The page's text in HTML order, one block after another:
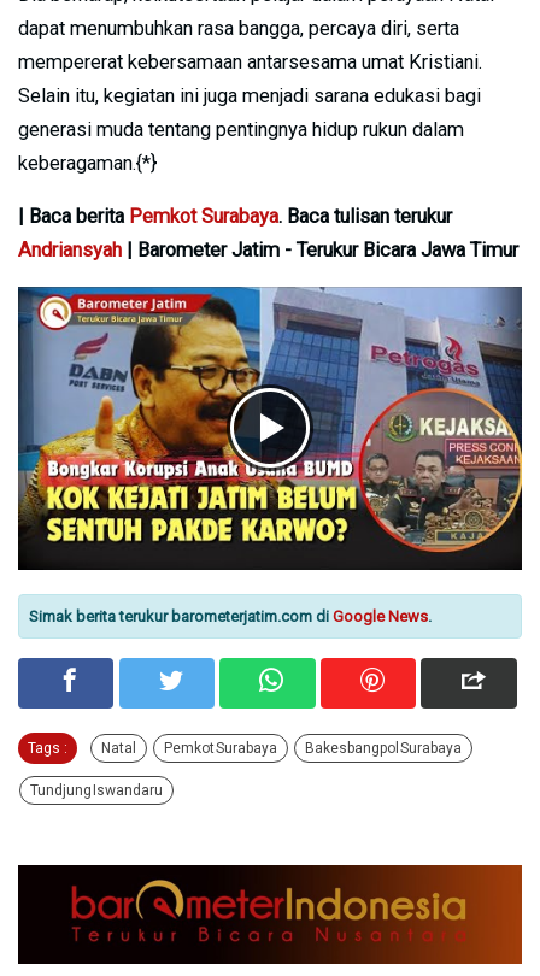
dapat menumbuhkan rasa bangga, percaya diri, serta
mempererat kebersamaan antarsesama umat Kristiani.
Selain itu, kegiatan ini juga menjadi sarana edukasi bagi
generasi muda tentang pentingnya hidup rukun dalam
keberagaman.{*}
| Baca berita Pemkot Surabaya. Baca tulisan terukur
Andriansyah | Barometer Jatim - Terukur Bicara Jawa Timur
Simak berita terukur barometerjatim.com di Google News.
Tags : Natal Pemkot Surabaya Bakesbangpol Surabaya
Tundjung Iswandaru